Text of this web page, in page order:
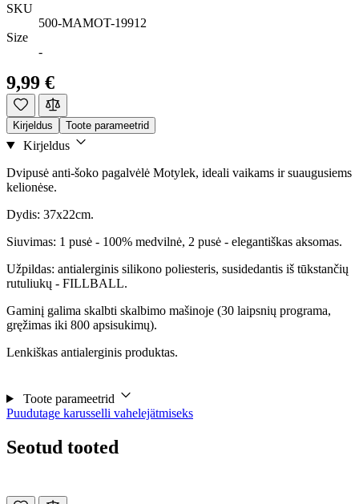
SKU
500-MAMOT-19912
Size
-
9,99 €
Kirjeldus Toote parameetrid
Kirjeldus
Dvipusė anti-šoko pagalvėlė Motylek, ideali vaikams ir suaugusiems
kelionėse.
Dydis: 37x22cm.
Siuvimas: 1 pusė - 100% medvilnė, 2 pusė - elegantiškas aksomas.
Užpildas: antialerginis silikono poliesteris, susidedantis iš tūkstančių
rutuliukų - FILLBALL.
Gaminį galima skalbti skalbimo mašinoje (30 laipsnių programa,
gręžimas iki 800 apsisukimų).
Lenkiškas antialerginis produktas.
Toote parameetrid
Puudutage karusselli vahelejätmiseks
Seotud tooted